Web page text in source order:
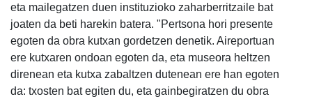
eta mailegatzen duen instituzioko zaharberritzaile bat
joaten da beti harekin batera. "Pertsona hori presente
egoten da obra kutxan gordetzen denetik. Aireportuan
ere kutxaren ondoan egoten da, eta museora heltzen
direnean eta kutxa zabaltzen dutenean ere han egoten
da: txosten bat egiten du, eta gainbegiratzen du obra